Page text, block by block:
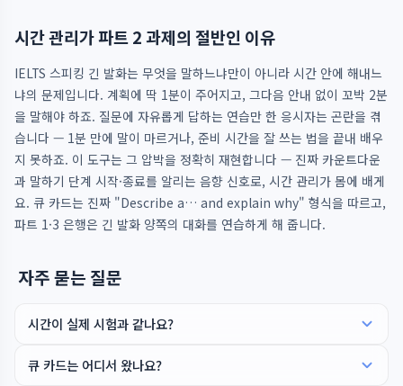
시간 관리가 파트 2 과제의 절반인 이유
IELTS 스피킹 긴 발화는 무엇을 말하느냐만이 아니라 시간 안에 해내느
냐의 문제입니다. 계획에 딱 1분이 주어지고, 그다음 안내 없이 꼬박 2분
을 말해야 하죠. 질문에 자유롭게 답하는 연습만 한 응시자는 곤란을 겪
습니다 — 1분 만에 말이 마르거나, 준비 시간을 잘 쓰는 법을 끝내 배우
지 못하죠. 이 도구는 그 압박을 정확히 재현합니다 — 진짜 카운트다운
과 말하기 단계 시작·종료를 알리는 음향 신호로, 시간 관리가 몸에 배게
요. 큐 카드는 진짜 "Describe a… and explain why" 형식을 따르고,
파트 1·3 은행은 긴 발화 양쪽의 대화를 연습하게 해 줍니다.
자주 묻는 질문
시간이 실제 시험과 같나요?
큐 카드는 어디서 왔나요?